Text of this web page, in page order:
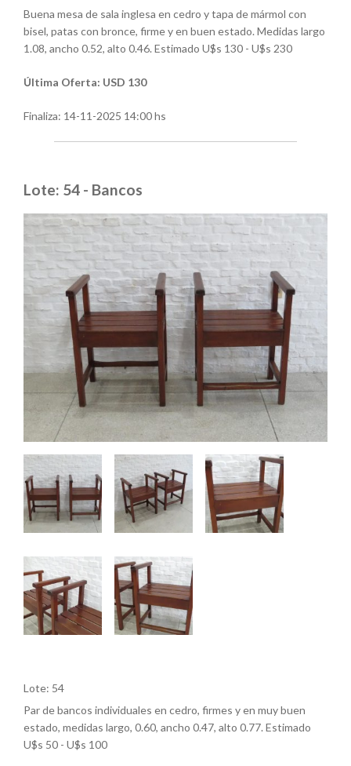
Buena mesa de sala inglesa en cedro y tapa de mármol con
bisel, patas con bronce, firme y en buen estado. Medidas largo
1.08, ancho 0.52, alto 0.46. Estimado U$s 130 - U$s 230
Última Oferta: USD 130
Finaliza: 14-11-2025 14:00 hs
Lote: 54 - Bancos
Lote: 54
Par de bancos individuales en cedro, firmes y en muy buen
estado, medidas largo, 0.60, ancho 0.47, alto 0.77. Estimado
U$s 50 - U$s 100